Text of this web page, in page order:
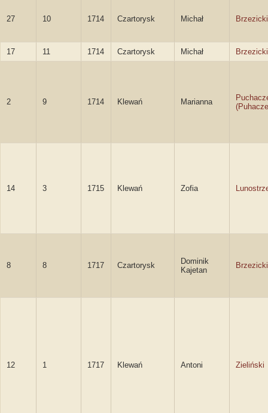
27 10 1714 Czartorysk Michał Brzezicki
17 11 1714 Czartorysk Michał Brzezicki
2 9 1714 Klewań Marianna
14 3 1715 Klewań Zofia
8 8 1717 Czartorysk
Dominik
Kajetan
Brzezicki
12 1 1717 Klewań Antoni Zieliński